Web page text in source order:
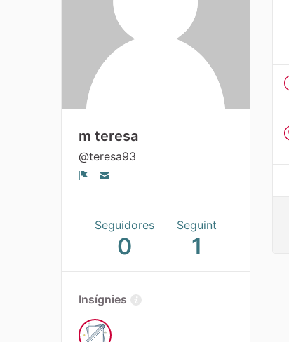
m teresa
@teresa93
Seguidores
0
Seguint
1
Insígnies